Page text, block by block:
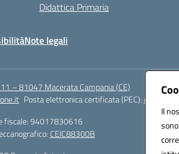
Il
Didattica Primaria
Note legali
– 81047 Macerata Campania (CE)
Posta elettronica certificata (PEC):
fiscale: 94017830616
CEIC88300B